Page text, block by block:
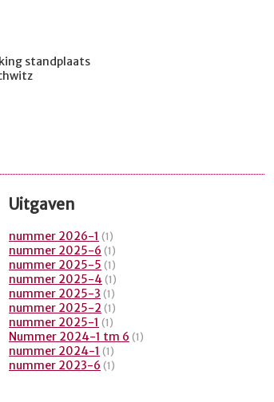
standplaats
Uitgaven
nummer 2026-1 (1)
nummer 2025-6 (1)
nummer 2025-5 (1)
nummer 2025-4 (1)
nummer 2025-3 (1)
nummer 2025-2 (1)
nummer 2025-1 (1)
Nummer 2024-1 tm 6 (1)
nummer 2024-1 (1)
nummer 2023-6 (1)